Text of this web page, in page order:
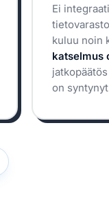
Ei
kuluu noin
katselmus
on